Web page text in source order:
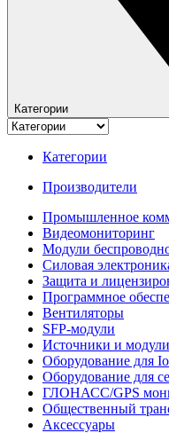
Категории
Категории
Производители
Промышленное
Видеомониторинг
Модули
Силовая
Защита и
Программное
Вентиляторы
SFP-модули
Источники и
Оборудование для
Оборудование для
ГЛОНАСС/GPS
Общественный
Аксессуары